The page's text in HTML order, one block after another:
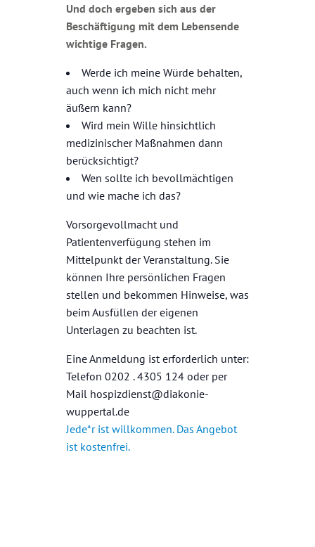
Und doch ergeben sich aus der
Beschäftigung mit dem Lebensende
wichtige Fragen.
Werde ich meine Würde behalten,
auch wenn ich mich nicht mehr
äußern kann?
Wird mein Wille hinsichtlich
medizinischer Maßnahmen dann
berücksichtigt?
Wen sollte ich bevollmächtigen
und wie mache ich das?
Vorsorgevollmacht und
Patientenverfügung stehen im
Mittelpunkt der Veranstaltung. Sie
können Ihre persönlichen Fragen
stellen und bekommen Hinweise, was
beim Ausfüllen der eigenen
Unterlagen zu beachten ist.
Eine Anmeldung ist erforderlich unter:
Telefon 0202 . 4305 124 oder per
Mail hospizdienst@diakonie-
wuppertal.de
Jede*r ist willkommen. Das Angebot
ist kostenfrei.